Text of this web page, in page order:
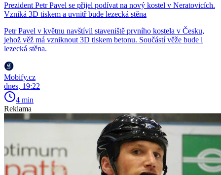
Prezident Petr Pavel se přijel podívat na nový kostel v Neratovicích.
Vzniká 3D tiskem a uvnitř bude lezecká stěna
Petr Pavel v květnu navštívil staveniště prvního kostela v Česku,
jehož věž má vzniknout 3D tiskem betonu. Součástí věže bude i
lezecká stěna.
Mobify.cz
dnes, 19:22
4 min
Reklama